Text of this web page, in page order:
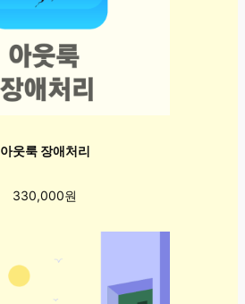
아웃룩 장애처리
330,000원